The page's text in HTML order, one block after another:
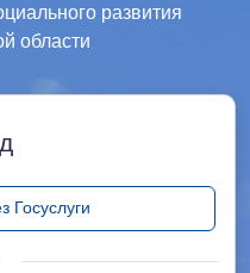
развития
области
Госуслуги